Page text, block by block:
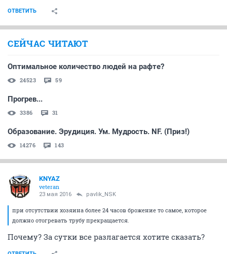
ОТВЕТИТЬ
СЕЙЧАС ЧИТАЮТ
Оптимальное количество людей на рафте?
24523 59
Прогрев...
3386 31
Образование. Эрудиция. Ум. Мудрость. NF. (Приз!)
14276 143
KNYAZ
veteran
23 мая 2016 pavlik_NSK
при отсутствии хозяина более 24 часов брожение то самое, которое
должно отогревать трубу прекращается.
Почему? За сутки все разлагается хотите сказать?